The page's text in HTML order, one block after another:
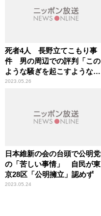
死者4人 長野立てこもり事
件 男の周辺での評判「この
ような騒ぎを起こすような人
間ではない」
2023.05.26
日本維新の会の台頭で公明党
の「苦しい事情」 自民が東
京28区「公明擁立」認めず
2023.05.24